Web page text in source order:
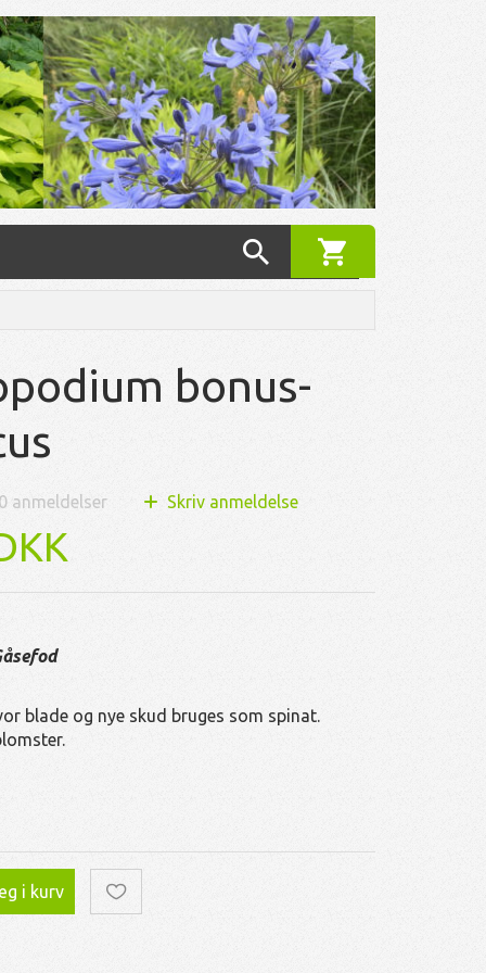
bonus-
anmeldelser Skriv anmeldelse
blade og nye skud bruges som spinat.
i kurv